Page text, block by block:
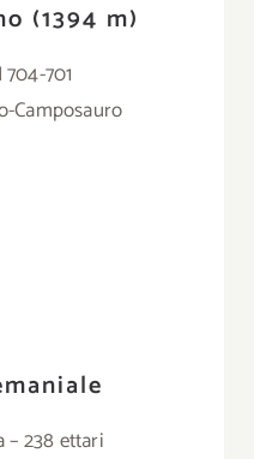
(1394 m)
701
Camposauro
– 238 ettari